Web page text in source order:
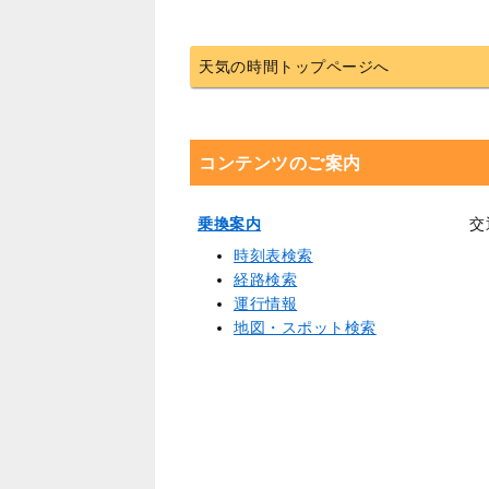
天気の時間トップページへ
コンテンツのご案内
乗換案内
時刻表検索
経路検索
運行情報
地図・スポット検索
交